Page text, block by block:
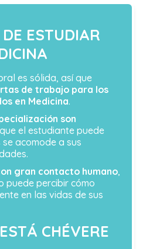
ESTUDIAR
es sólida, así que
de trabajo para los
en Medicina.
son
el estudiante puede
acomode a sus
gran contacto humano,
puede percibir cómo
en las vidas de sus
CHÉVERE